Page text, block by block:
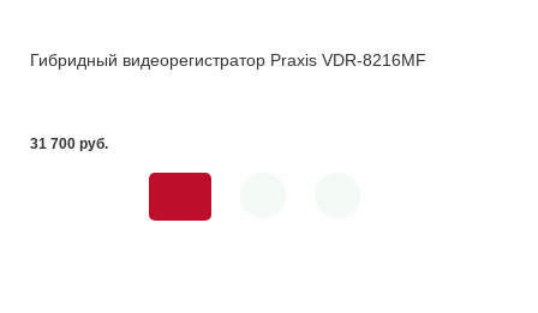
Гибридный видеорегистратор Praxis VDR-8216MF
31 700 pуб.